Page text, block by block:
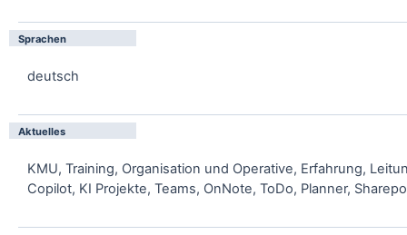
Sprachen
deutsch
Aktuelles
KMU, Training, Organisation und Operative, Erfahrung,
Copilot, KI Projekte, Teams, OnNote, ToDo, Planner,